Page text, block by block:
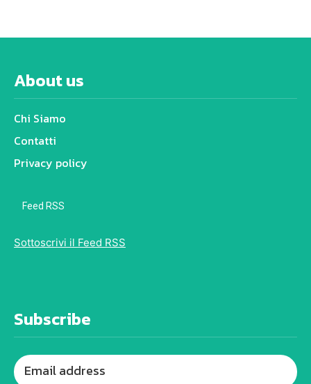
About us
Chi Siamo
Contatti
Privacy policy
Feed RSS
Sottoscrivi il Feed RSS
Subscribe